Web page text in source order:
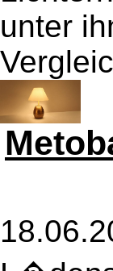
unter